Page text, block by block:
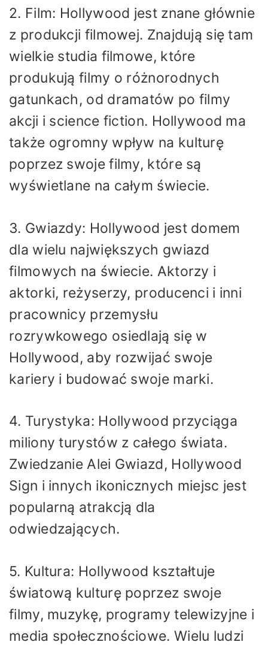
2. Film: Hollywood jest znane głównie
z produkcji filmowej. Znajdują się tam
wielkie studia filmowe, które
produkują filmy o różnorodnych
gatunkach, od dramatów po filmy
akcji i science fiction. Hollywood ma
także ogromny wpływ na kulturę
poprzez swoje filmy, które są
wyświetlane na całym świecie.
3. Gwiazdy: Hollywood jest domem
dla wielu największych gwiazd
filmowych na świecie. Aktorzy i
aktorki, reżyserzy, producenci i inni
pracownicy przemysłu
rozrywkowego osiedlają się w
Hollywood, aby rozwijać swoje
kariery i budować swoje marki.
4. Turystyka: Hollywood przyciąga
miliony turystów z całego świata.
Zwiedzanie Alei Gwiazd, Hollywood
Sign i innych ikonicznych miejsc jest
popularną atrakcją dla
odwiedzających.
5. Kultura: Hollywood kształtuje
światową kulturę poprzez swoje
filmy, muzykę, programy telewizyjne i
media społecznościowe. Wielu ludzi